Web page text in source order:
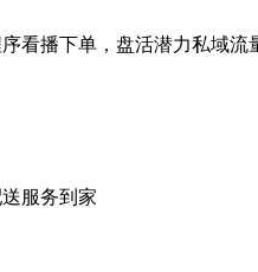
看播下单，盘活潜力私域流
服务到家